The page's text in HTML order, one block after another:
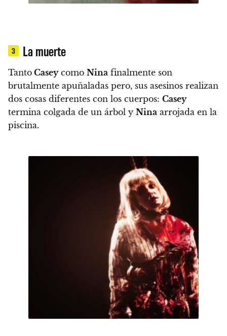
3 La muerte
Tanto Caseycomo Nina finalmente son
brutalmente apuñaladas pero, sus asesinos realizan
dos cosas diferentes con los cuerpos: Casey
termina colgada de un árbol y Nina arrojada en la
piscina.